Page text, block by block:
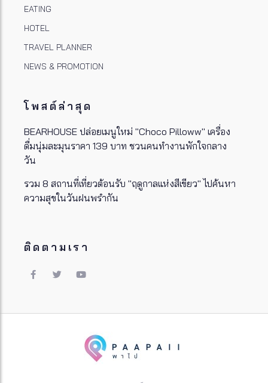
EATING
HOTEL
TRAVEL PLANNER
NEWS & PROMOTION
โพสต์ล่าสุด
BEARHOUSE ปล่อยเมนูใหม่ "Choco Pilloww" เครื่อง
ดื่มนุ่มละมุนราคา 139 บาท ชวนคนทำงานพักใจกลาง
วัน
รวม 8 สถานที่เที่ยวต้อนรับ "ฤดูกาลแห่งสีเขียว" ไปค้นหา
ความสุขในวันฝนพรำกัน
ติดตามเรา